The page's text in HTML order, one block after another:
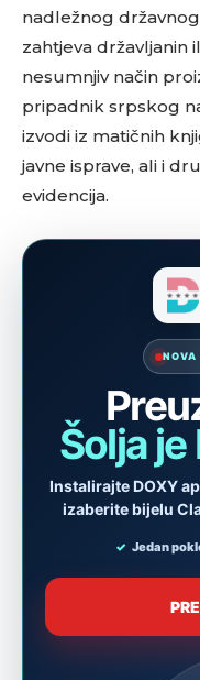
nadležnog
zahtjeva državljanin
nesumnjiv način
pripadnik srpskog
izvodi iz matičnih
javne isprave, ali i
evidencija.